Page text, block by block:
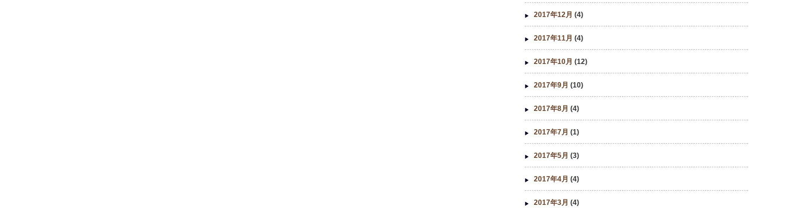
2017年12月 (4)
2017年11月 (4)
2017年10月 (12)
2017年9月 (10)
2017年8月 (4)
2017年7月 (1)
2017年5月 (3)
2017年4月 (4)
2017年3月 (4)